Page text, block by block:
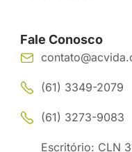
Fale Conosco
(61) 3349-2079
(61) 3273-9083
Escritório: CLN